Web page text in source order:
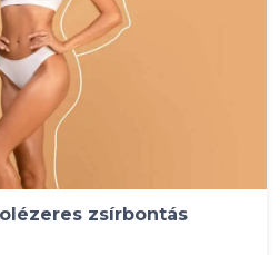
zsírbontás